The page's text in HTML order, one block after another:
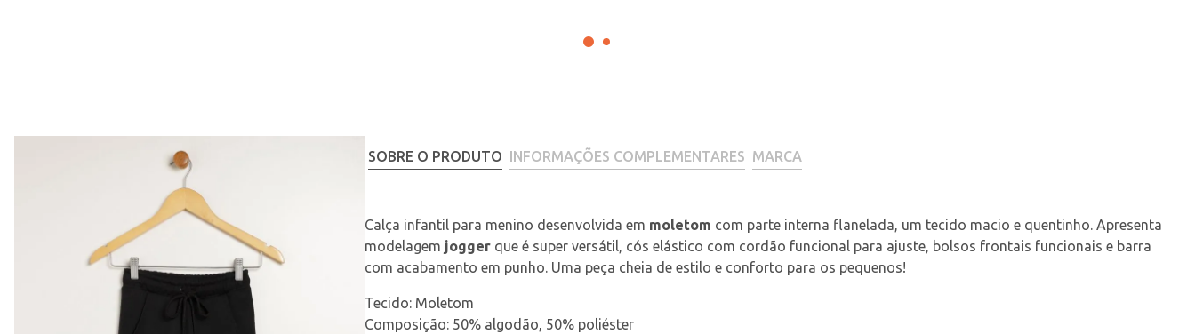
SOBRE O PRODUTO INFORMAÇÕES COMPLEMENTARES MARCA
Calça infantil para menino desenvolvida em moletom com parte interna flanelada, um tecido macio e quentinho. Apresenta
modelagem jogger que é super versátil, cós elástico com cordão funcional para ajuste, bolsos frontais funcionais e barra
com acabamento em punho. Uma peça cheia de estilo e conforto para os pequenos!
Tecido: Moletom
Composição: 50% algodão, 50% poliéster